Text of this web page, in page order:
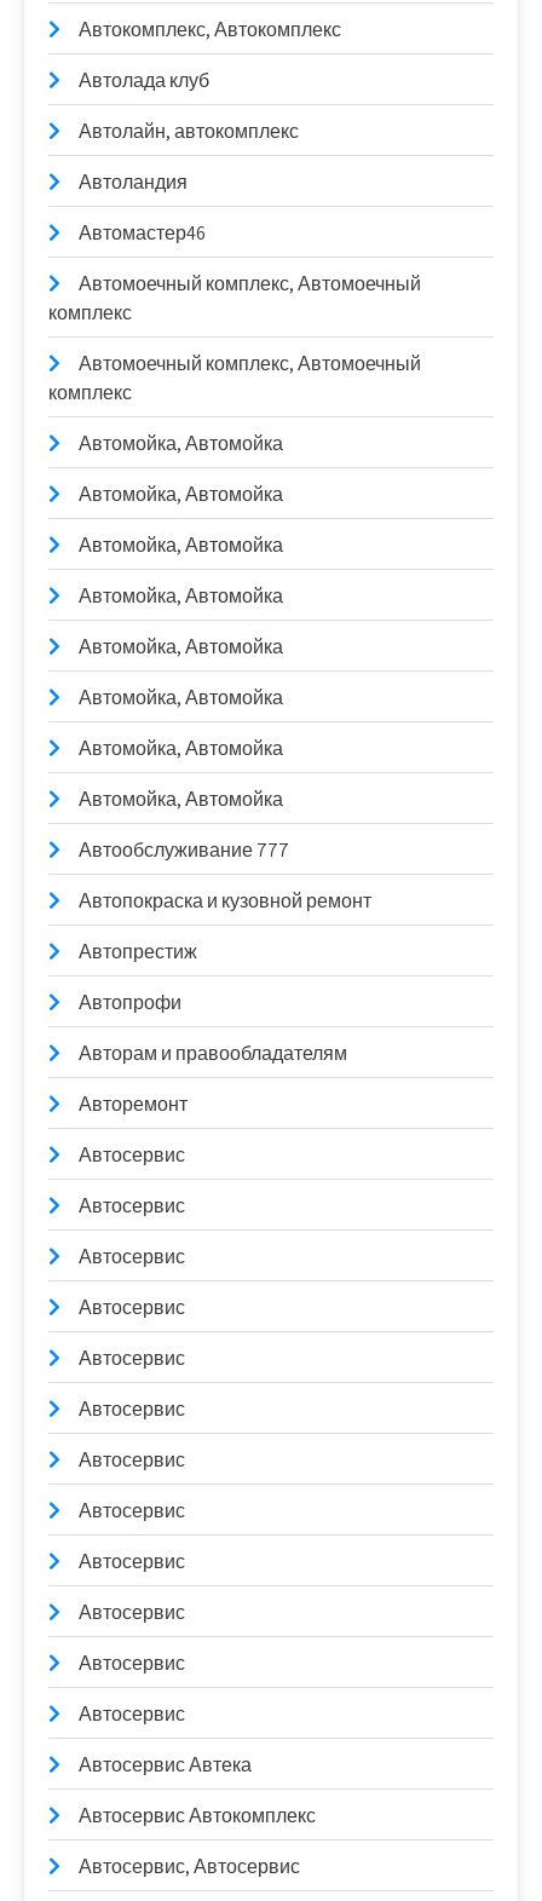
Автокомплекс, Автокомплекс
Автолада клуб
Автолайн, автокомплекс
Автоландия
Автомастер46
Автомоечный комплекс, Автомоечный
комплекс
Автомоечный комплекс, Автомоечный
комплекс
Автомойка, Автомойка
Автомойка, Автомойка
Автомойка, Автомойка
Автомойка, Автомойка
Автомойка, Автомойка
Автомойка, Автомойка
Автомойка, Автомойка
Автомойка, Автомойка
Автообслуживание 777
Автопокраска и кузовной ремонт
Автопрестиж
Автопрофи
Авторам и правообладателям
Авторемонт
Автосервис
Автосервис
Автосервис
Автосервис
Автосервис
Автосервис
Автосервис
Автосервис
Автосервис
Автосервис
Автосервис
Автосервис
Автосервис Автека
Автосервис Автокомплекс
Автосервис, Автосервис